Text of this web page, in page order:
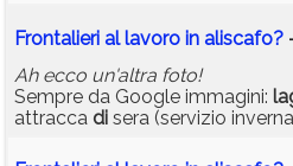
Frontalieri al lavoro in aliscafo?
Ah ecco un'altra foto!
Sempre da Google immagini:
attracca di sera (servizio